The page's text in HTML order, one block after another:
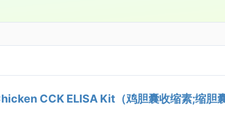
CCK ELISA Kit（鸡胆囊收缩素;缩胆